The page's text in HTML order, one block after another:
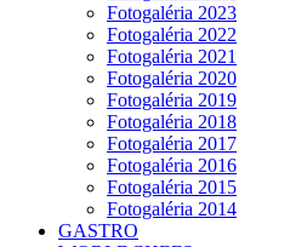
Fotogaléria 2023
Fotogaléria 2022
Fotogaléria 2021
Fotogaléria 2020
Fotogaléria 2019
Fotogaléria 2018
Fotogaléria 2017
Fotogaléria 2016
Fotogaléria 2015
Fotogaléria 2014
GASTRO